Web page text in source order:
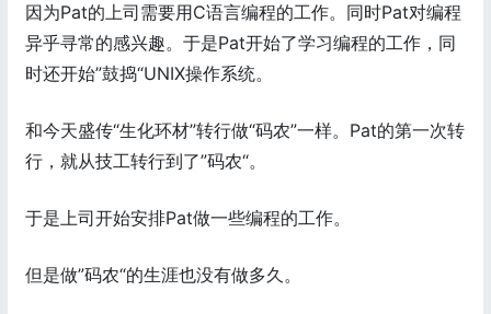
因为Pat的上司需要用C语言编程的工作。同时Pat对编程
异乎寻常的感兴趣。于是Pat开始了学习编程的工作，同
时还开始”鼓捣“UNIX操作系统。
和今天盛传“生化环材”转行做“码农”一样。Pat的第一次转
行，就从技工转行到了”码农“。
于是上司开始安排Pat做一些编程的工作。
但是做”码农“的生涯也没有做多久。